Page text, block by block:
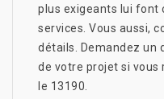
plus exigeants lui font
services. Vous aussi,
détails. Demandez un
de votre projet si vous
le 13190.